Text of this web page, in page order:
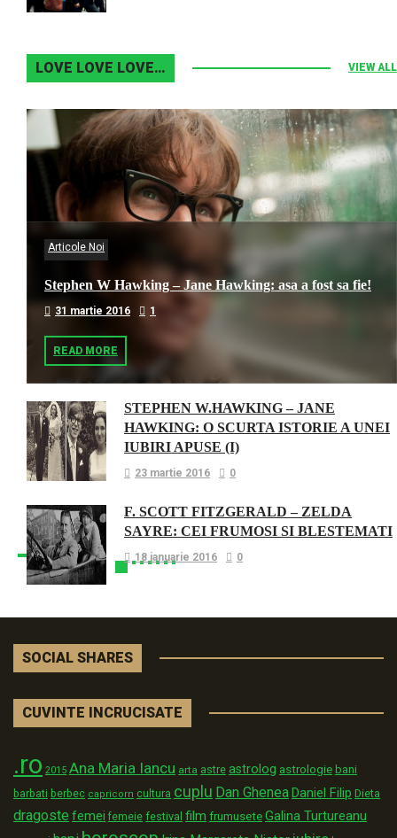
LOVE LOVE LOVE… VIEW ALL
Articole Noi
Stephen W Hawking – Jane Hawking: asa a fost sa fie!
31 martie 2016 1
READ MORE
STEPHEN W.HAWKING – JANE
HAWKING: O SCURTA ISTORIE A UNEI
IUBIRI APUSE (I)
23 martie 2016 0
F. SCOTT FITZGERALD – ZELDA
SAYRE: CEI FRUMOSI SI BLESTEMATI
18 ianuarie 2016 0
SOCIAL SHARES
CUVINTE INCRUCISATE
.ro 2015 Ana Maria Iancu arta astre astrolog astrologie bani
barbati berbec capricorn cultura cuplu Dan GheneaDaniel Filip Dieta
dragoste femei femeie festival film frumusete Galina Turtureanu